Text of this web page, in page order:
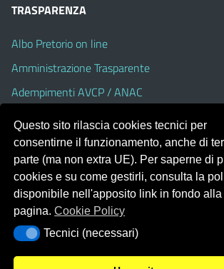
TRASPARENZA
Albo Pretorio on line
Amministrazione Trasparente
Adempimenti AVCP / ANAC
Accesso Civico
Dichiarazione di accessibilità
Portale realizzato con la piattaforma
Template Italia configurato sul tema accessibile
(Alioth)
Questo sito rilascia cookies tecnici per
consentirne il funzionamento, anche di
parte (ma non extra UE). Per saperne di
cookies e su come gestirli, consulta la
disponibile nell'apposito link in fondo alla
pagina.Cookie Policy
Tecnici (necessari)
Tecnici (necessari)